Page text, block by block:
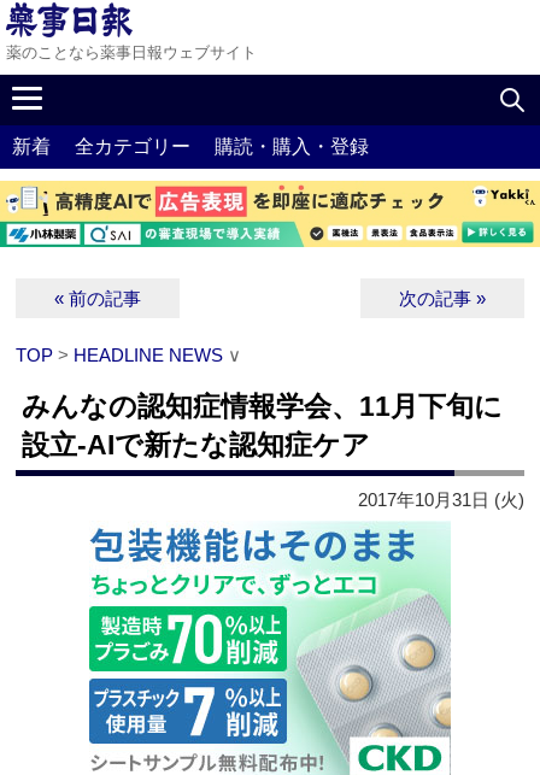
薬のことなら薬事日報ウェブサイト
新着 全カテゴリー 購読・購入・登録
« 前の記事 次の記事 »
TOP > HEADLINE NEWS ∨
みんなの認知症情報学会、11月下旬に
設立‐AIで新たな認知症ケア
2017年10月31日 (火)